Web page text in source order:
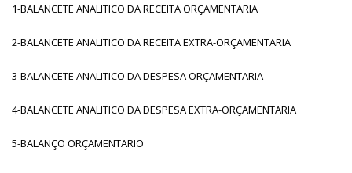
1-BALANCETE ANALITICO DA RECEITA ORÇAMENTARIA
2-BALANCETE ANALITICO DA RECEITA EXTRA-ORÇAMENTARIA
3-BALANCETE ANALITICO DA DESPESA ORÇAMENTARIA
4-BALANCETE ANALITICO DA DESPESA EXTRA-ORÇAMENTARIA
5-BALANÇO ORÇAMENTARIO